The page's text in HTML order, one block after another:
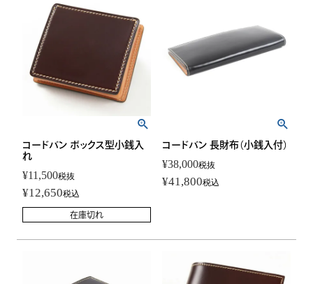
コードバン ボックス型小銭入
れ
¥11,500税抜
¥12,650税込
在庫切れ
コードバン 長財布（小銭入付）
¥38,000税抜
¥41,800税込